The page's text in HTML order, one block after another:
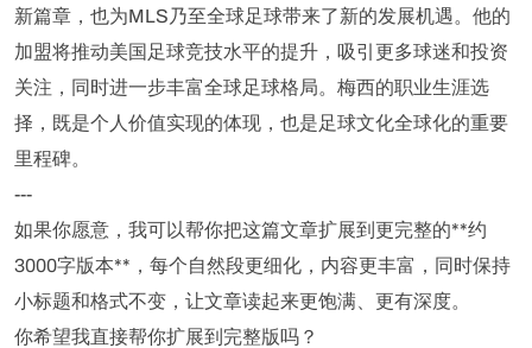
新篇章，也为MLS乃至全球足球带来了新的发展机遇。他的
加盟将推动美国足球竞技水平的提升，吸引更多球迷和投资
关注，同时进一步丰富全球足球格局。梅西的职业生涯选
择，既是个人价值实现的体现，也是足球文化全球化的重要
里程碑。
---
如果你愿意，我可以帮你把这篇文章扩展到更完整的**约
3000字版本**，每个自然段更细化，内容更丰富，同时保持
小标题和格式不变，让文章读起来更饱满、更有深度。
你希望我直接帮你扩展到完整版吗？